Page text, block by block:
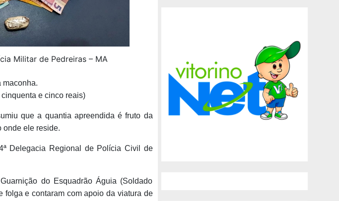
Militar de Pedreiras – MA
maconha.
e cinco reais)
que a quantia apreendida é fruto da
onde ele reside.
Delegacia Regional de Polícia Civil de
do Esquadrão Águia (Soldado
folga e contaram com apoio da viatura de